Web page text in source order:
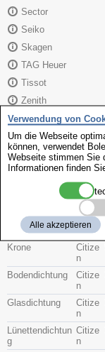
Sector
Seiko
Skagen
TAG Heuer
Tissot
Zenith
Citizen 4-283325
Glas
Citize
n
Krone
Citize
n
Bodendichtung
Citize
n
Glasdichtung
Citize
n
Lünettendichtun
g
Citize
n
Verwendung von
Um die Webseite
können, verwendet
Webseite stimmen Sie
Informationen finden
Alle akzeptieren